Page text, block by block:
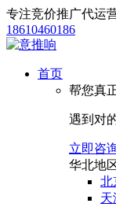
专注竞价推广代运
18610460186
首页
帮您真
遇到对
立即咨
华北地
北
天